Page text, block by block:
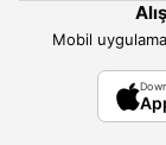
Mobil